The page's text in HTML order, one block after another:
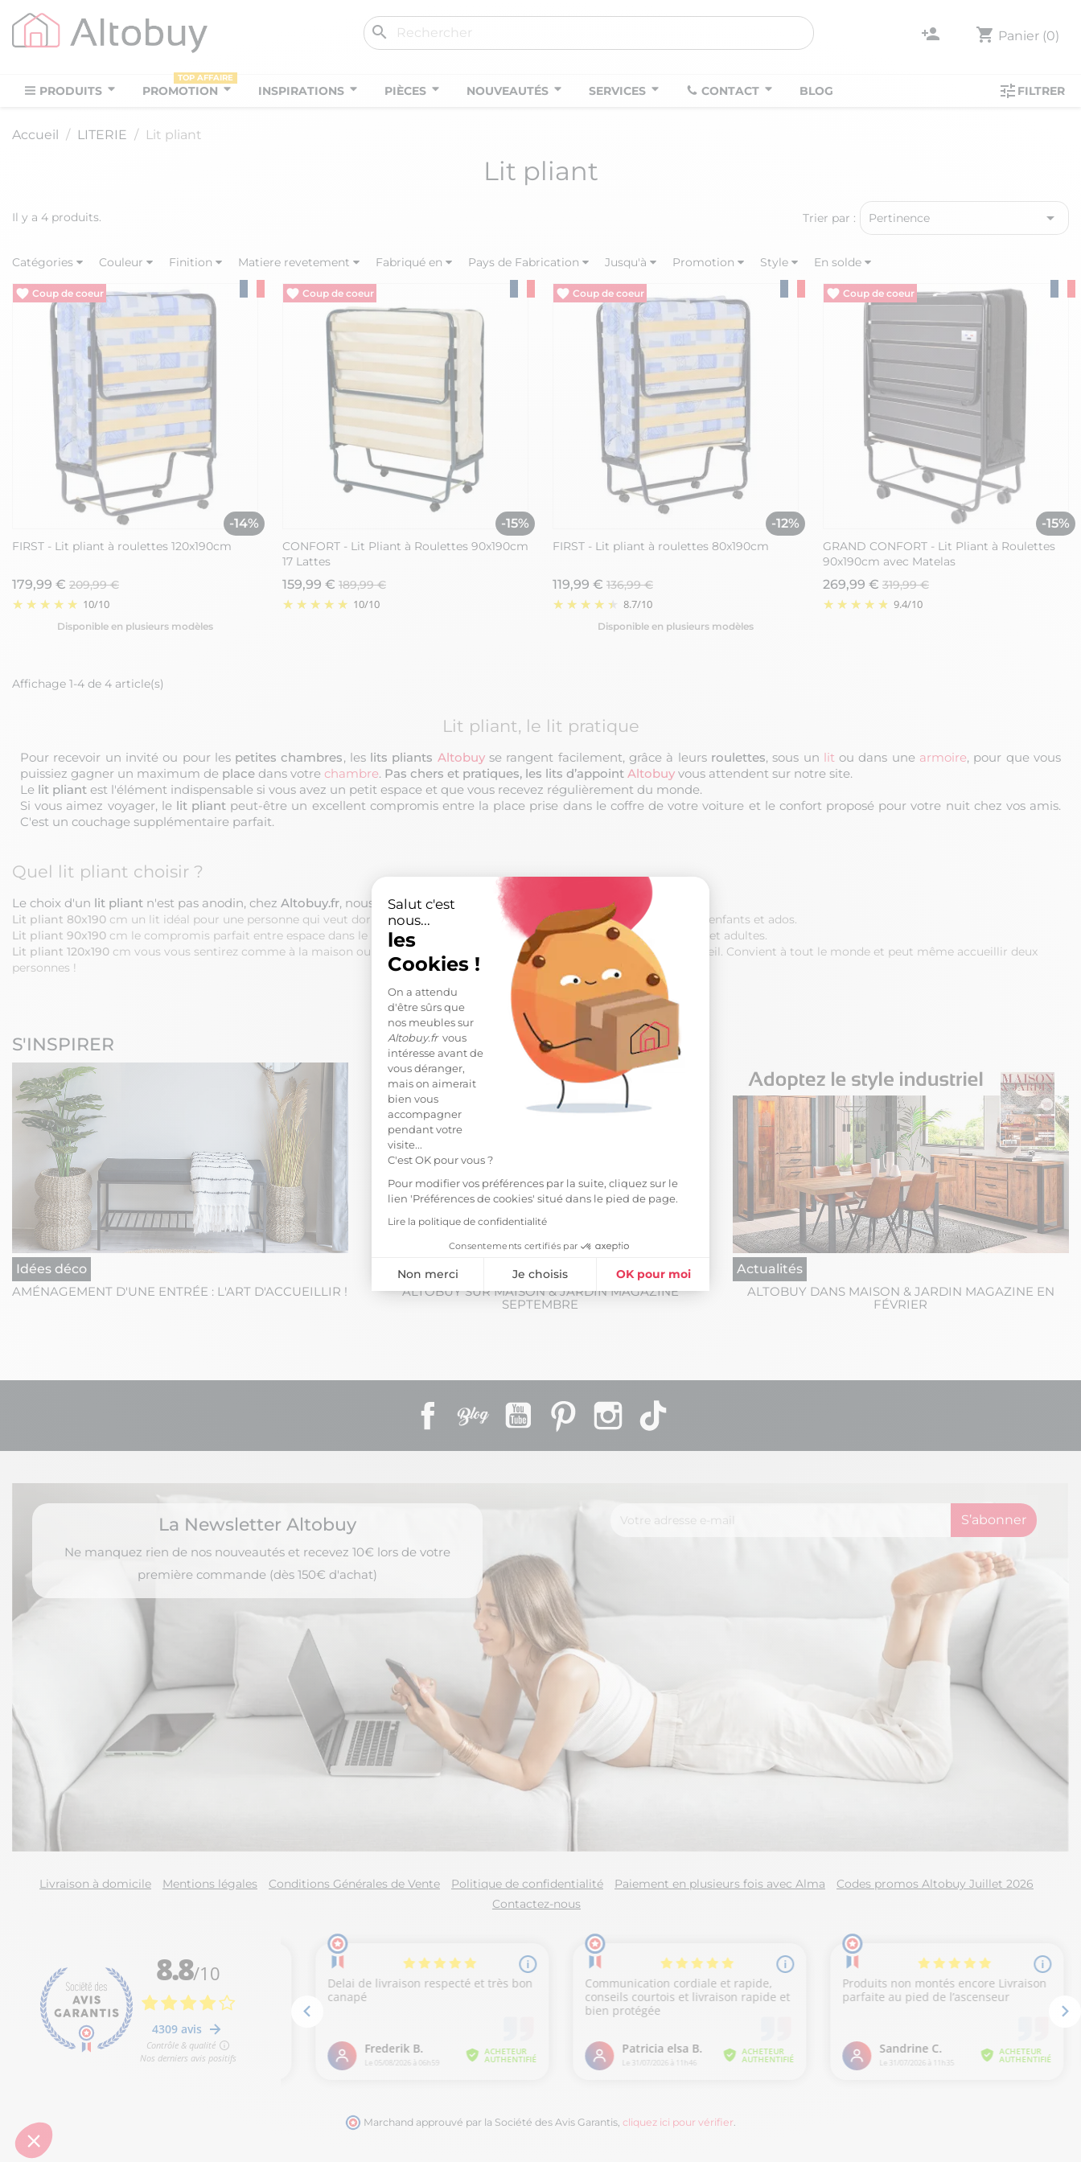
Salut c'est
nous...
les
Cookies !
On a attendu
d'être sûrs que
nos meubles sur
Altobuy.frvous
intéresse avant de
vous déranger,
mais on aimerait
bien vous
accompagner
pendant votre
visite...
C'est OK pour vous ?
Pour modifier vos préférences par la suite, cliquez sur le
lien 'Préférences de cookies' situé dans le pied de page.
Lire la politique de confidentialité
Consentements certifiés par
Non merci Je choisis OK pour moi
Plateforme de Gestion du Consentement : Personnalisez vos Options
search person_add shopping_cart Panier (0)
PRODUITS PROMOTION
TOP AFFAIRE
INSPIRATIONS PIÈCES NOUVEAUTÉS SERVICES CONTACT BLOG tune FILTRER
Accueil LITERIE Lit pliant
Lit pliant
Il y a 4 produits. Trier par : Pertinence 
Catégories Couleur Finition Matiere revetement Fabriqué en Pays de Fabrication Jusqu'à Promotion Style En solde
Vide entrepôt
-14%
FIRST - Lit pliant à roulettes 120x190cm
179,99 € 209,99 €
10/10
Disponible en plusieurs modèles
Vide entrepôt
-15%
CONFORT - Lit Pliant à Roulettes 90x190cm
17 Lattes
159,99 € 189,99 €
10/10
Vide entrepôt
-12%
FIRST - Lit pliant à roulettes 80x190cm
119,99 € 136,99 €
8.7/10
Disponible en plusieurs modèles
Vide entrepôt
-15%
GRAND CONFORT - Lit Pliant à Roulettes
90x190cm avec Matelas
269,99 € 319,99 €
9.4/10
Affichage 1-4 de 4 article(s)
Lit pliant, le lit pratique
Pour recevoir un invité ou pour les petites chambres, les lits pliants Altobuyse rangent facilement, grâce à leurs roulettes, sous un litou dans une armoire, pour que vous
puissiez gagner un maximum de place dans votre chambre. Pas chers et pratiques, les lits d’appoint Altobuy vous attendent sur notre site.
Le lit pliant est l'élément indispensable si vous avez un petit espace et que vous recevez régulièrement du monde.
Si vous aimez voyager, le lit pliant peut-être un excellent compromis entre la place prise dans le coffre de votre voiture et le confort proposé pour votre nuit chez vos amis.
C'est un couchage supplémentaire parfait.
Quel lit pliant choisir ?
Le choix d'un lit pliant n'est pas anodin, chez Altobuy.fr, nous vous proposons plusieurs lit d'appoint :
Lit pliant 80x190 cm un lit idéal pour une personne qui veut dormir seule sur son matelas pliant, convient parfaitement aux enfants et ados.
Lit pliant 90x190 cm le compromis parfait entre espace dans le lit et gain de place, convient parfaitement aux enfants, ados et adultes.
Lit pliant 120x190 cm vous vous sentirez comme à la maison ou presque, un grand matelas pour une énorme nuit de sommeil. Convient à tout le monde et peut même accueillir deux
personnes !
S'INSPIRER
Idées déco
AMÉNAGEMENT D'UNE ENTRÉE : L'ART D'ACCUEILLIR !
Actualités
ALTOBUY SUR MAISON & JARDIN MAGAZINE
SEPTEMBRE
Actualités
ALTOBUY DANS MAISON & JARDIN MAGAZINE EN
FÉVRIER
Facebook
Rss YouTube PinterestInstagram
La Newsletter Altobuy
Ne manquez rien de nos nouveautés et recevez 10€ lors de votre
première commande (dès 150€ d'achat)
Livraison à domicile Mentions légales Conditions Générales de Vente Politique de confidentialité Paiement en plusieurs fois avec Alma
Codes promos Altobuy Juillet 2026
Contactez-nous
Marchand approuvé par la Société des Avis Garantis, cliquez ici pour vérifier